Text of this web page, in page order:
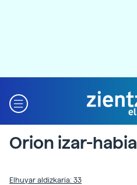
Orion izar-habia
Elhuyar aldizkaria: 33